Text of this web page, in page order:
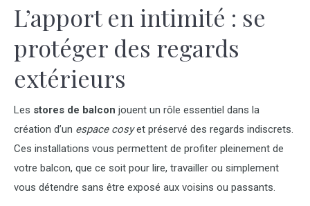
L’apport en intimité : se
protéger des regards
extérieurs
Les stores de balcon jouent un rôle essentiel dans la
création d’un espace cosyet préservé des regards indiscrets.
Ces installations vous permettent de profiter pleinement de
votre balcon, que ce soit pour lire, travailler ou simplement
vous détendre sans être exposé aux voisins ou passants.